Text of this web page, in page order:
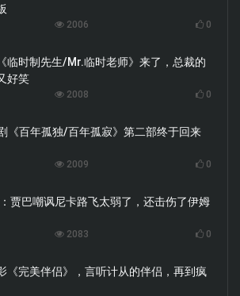
2006 0
临时制先生/Mr.临时老师》来了，总裁的
好笑
2008 0
《百年孤独/百年孤寂》第二部终于回来
2009 0
贾巴嘲讽尼卡路飞太弱了，还击伤了伊姆
2083 0
《完美伴侣》，言听计从的伴侣，再到疯